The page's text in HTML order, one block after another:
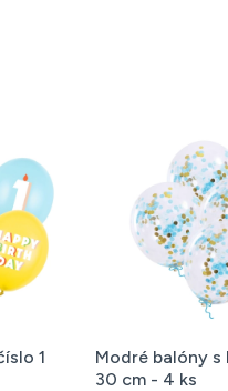
1
Modré balóny
30 cm - 4 ks